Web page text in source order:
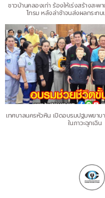
ชาวบ้านคลองเก่า ร้องให้เร่งสร้างสะพ
โทรม หลังล่าช้าจนส่งผลกระทบ
เทศบาลนครหัวหิน เปิดอบรมปฐมพยาบ
ในภาวะฉุกเฉิน